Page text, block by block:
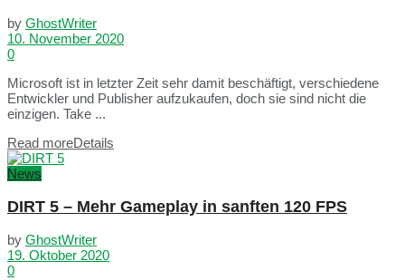
by GhostWriter
10. November 2020
0
Microsoft ist in letzter Zeit sehr damit beschäftigt, verschiedene
Entwickler und Publisher aufzukaufen, doch sie sind nicht die
einzigen. Take ...
Read moreDetails
News
DIRT 5 – Mehr Gameplay in sanften 120 FPS
by GhostWriter
19. Oktober 2020
0